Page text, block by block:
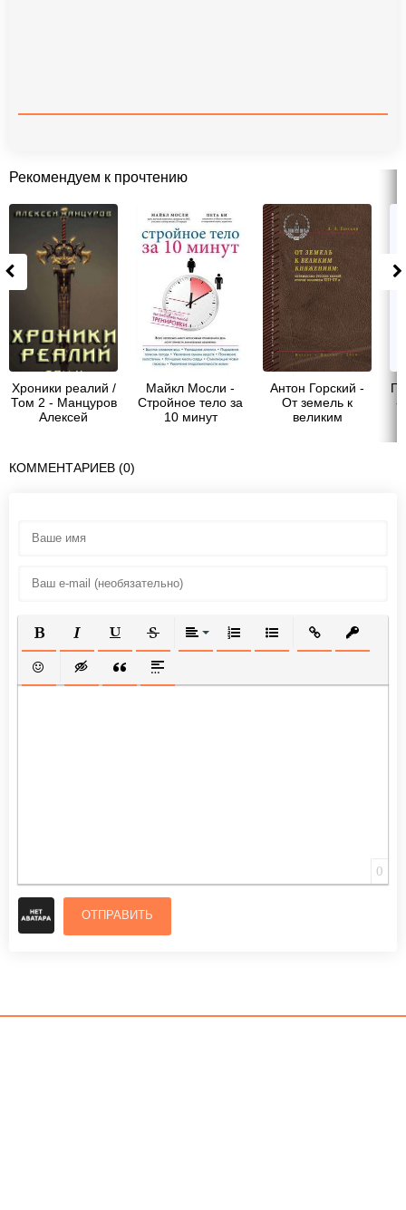
Рекомендуем к прочтению
Хроники реалий /
Том 2 - Манцуров
Алексей
Майкл Мосли -
Стройное тело за
10 минут
Антон Горский -
От земель к
великим
-
КОММЕНТАРИЕВ (0)
ПОЛУЖИРНЫЙ
КУРСИВПОДЧЕРКНУТЫЙ
ЗАЧЕРКНУТЫЙВЫРАВНИВАНИЕ
НУМЕРОВАННЫЙ СПИСОК
МАРКИРОВАННЫЙ
ВСТАВИТЬ
ВСТАВИТЬ СМАЙЛИК
ВСТАВКА СКРЫТОГО ТЕКСТА
ВСТАВКА ЦИТАТЫ
ВСТАВКА СПОЙЛЕРА
0
ОТПРАВИТЬ